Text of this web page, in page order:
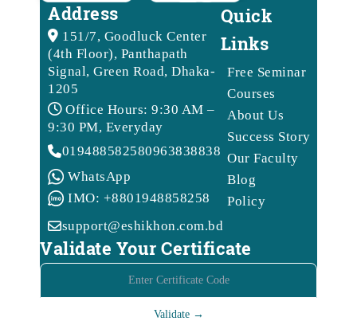
Address
151/7, Goodluck Center
(4th Floor), Panthapath
Signal, Green Road, Dhaka-
1205
Office Hours: 9:30 AM –
9:30 PM, Everyday
0194885825809638388388
WhatsApp
IMO: +8801948858258
support@eshikhon.com.bd
Quick
Links
Free Seminar
Courses
About Us
Success Story
Our Faculty
Blog
Policy
Validate Your Certificate